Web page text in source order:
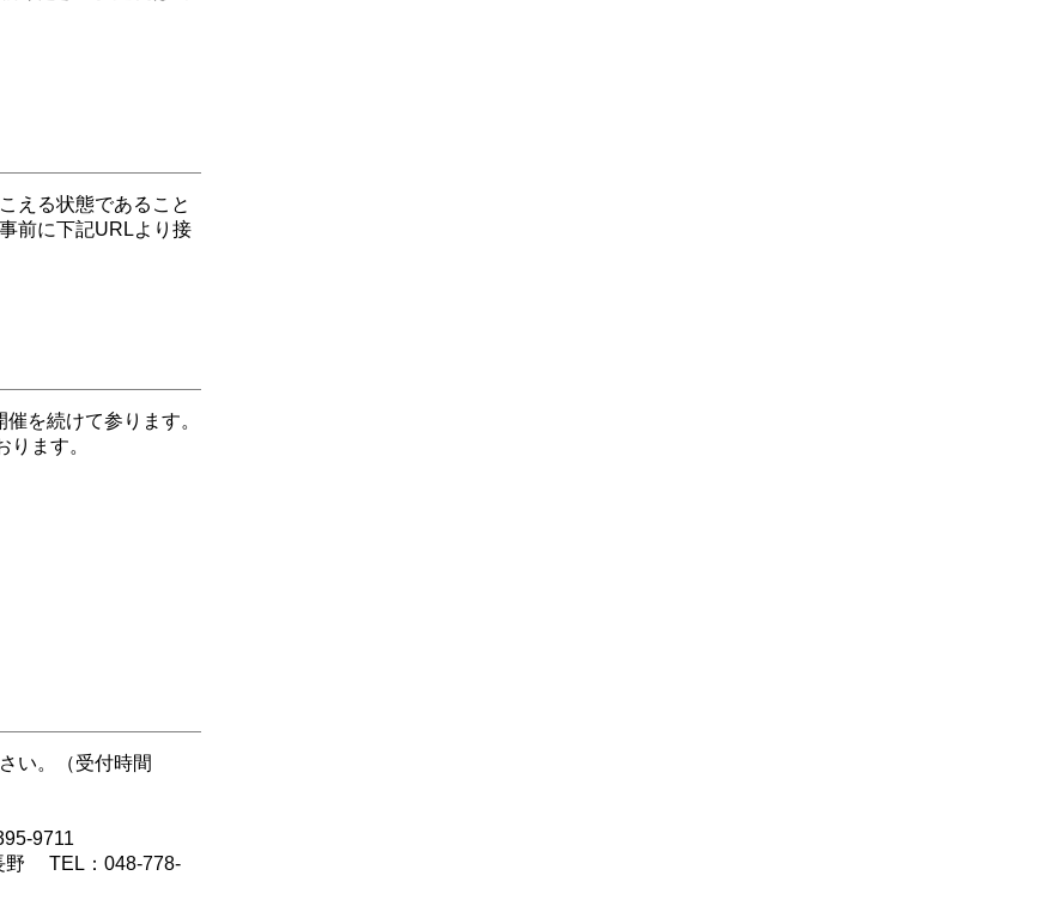
える状態であること
前に下記URLより接
を続けて参ります。
ます。
い。（受付時間
9711
野 TEL：048-778-